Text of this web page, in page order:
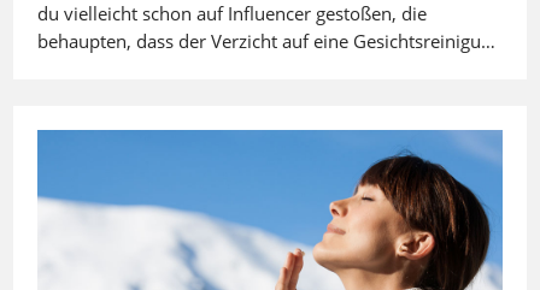
du vielleicht schon auf Influencer gestoßen, die
behaupten, dass der Verzicht auf eine Gesichtsreinigu…